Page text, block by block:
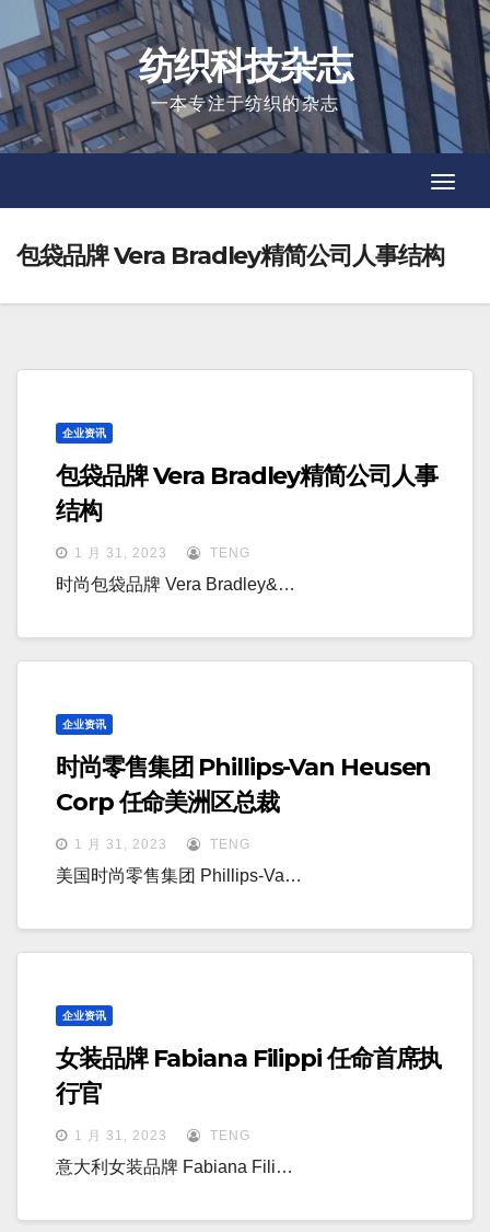
to
content
纺织科技杂志
一本专注于纺织的杂志
包袋品牌 Vera Bradley精简公司人事结构
企业资讯
包袋品牌 Vera Bradley精简公司人事
结构
1 月 31, 2023 TENG
时尚包袋品牌 Vera Bradley&…
企业资讯
时尚零售集团 Phillips-Van Heusen
Corp 任命美洲区总裁
1 月 31, 2023 TENG
美国时尚零售集团 Phillips-Va…
企业资讯
女装品牌 Fabiana Filippi 任命首席执
行官
1 月 31, 2023 TENG
意大利女装品牌 Fabiana Fili…